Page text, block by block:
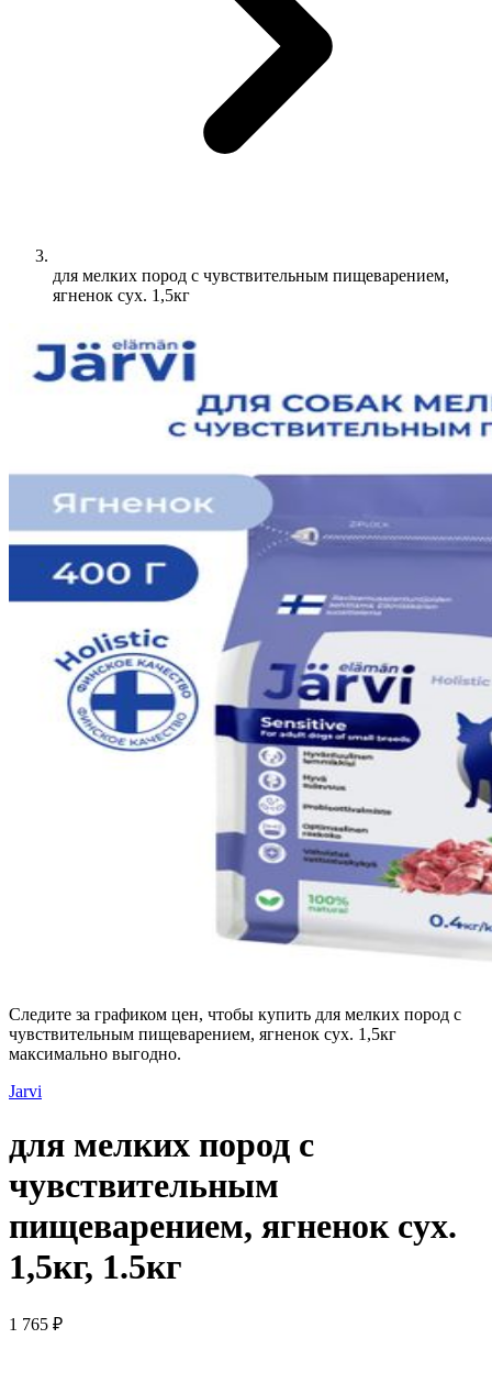
для мелких пород с чувствительным пищеварением,
ягненок сух. 1,5кг
Следите за графиком цен, чтобы купить для мелких пород с
чувствительным пищеварением, ягненок сух. 1,5кг
максимально выгодно.
Jarvi
для мелких пород с
чувствительным
пищеварением, ягненок сух.
1,5кг, 1.5кг
1 765 ₽